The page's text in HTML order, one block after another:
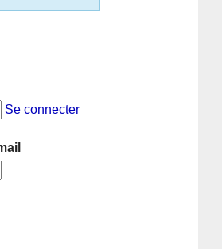
Se connecter